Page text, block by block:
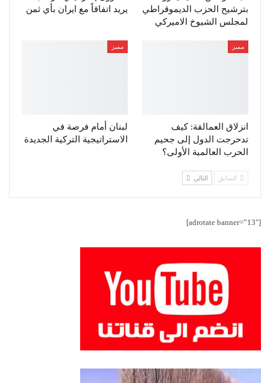
بترشيح الحزب الديموقراطي
لمجلس الشيوخ الاميركي
يريد اتفاقاً مع ايران بأي ثمن
مميز
انزلاق العمالقة: كيف
تدحرجت الدول إلى جحيم
الحرب العالمية الأولى؟
مميز
لبنان أمام فرصة في
الاستراتيجية التركية الجديدة
السابق التالي
[adrotate banner=”13″]